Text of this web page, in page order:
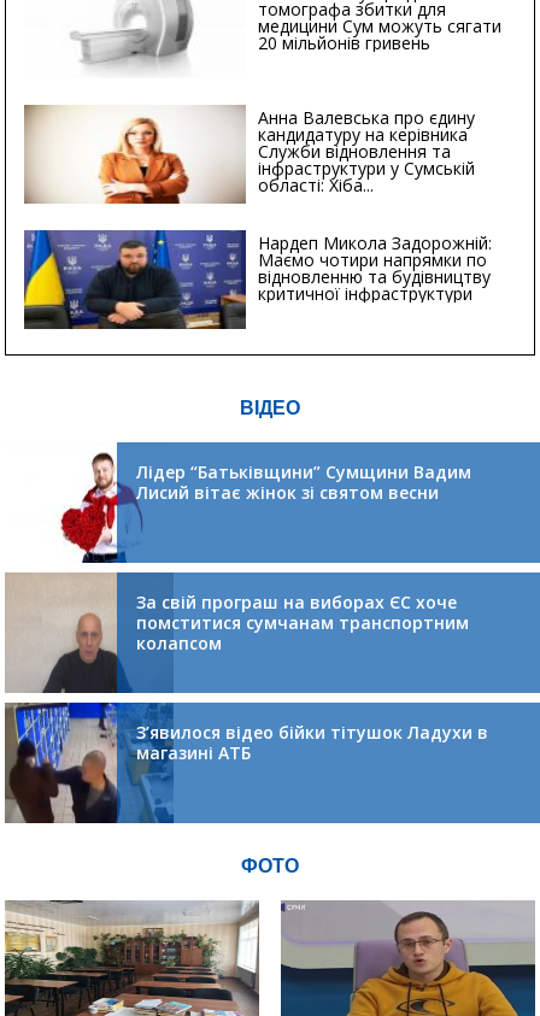
томографа збитки для
медицини Сум можуть сягати
20 мільйонів гривень
Анна Валевська про єдину
кандидатуру на керівника
Служби відновлення та
інфраструктури у Сумській
області: Хіба...
Нардеп Микола Задорожній:
Маємо чотири напрямки по
відновленню та будівництву
критичної інфраструктури
ВІДЕО
Лідер “Батьківщини” Сумщини Вадим
Лисий вітає жінок зі святом весни
За свій програш на виборах ЄС хоче
помститися сумчанам транспортним
колапсом
З’явилося відео бійки тітушок Ладухи в
магазині АТБ
ФОТО